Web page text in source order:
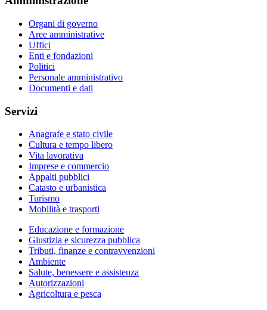
Organi di governo
Aree amministrative
Uffici
Enti e fondazioni
Politici
Personale amministrativo
Documenti e dati
Servizi
Anagrafe e stato civile
Cultura e tempo libero
Vita lavorativa
Imprese e commercio
Appalti pubblici
Catasto e urbanistica
Turismo
Mobilità e trasporti
Educazione e formazione
Giustizia e sicurezza pubblica
Tributi, finanze e contravvenzioni
Ambiente
Salute, benessere e assistenza
Autorizzazioni
Agricoltura e pesca